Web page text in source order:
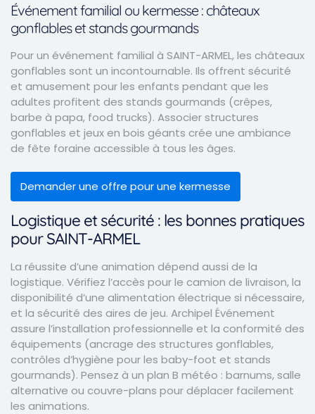
Événement familial ou kermesse : châteaux
gonflables et stands gourmands
Pour un événement familial à SAINT-ARMEL, les châteaux
gonflables sont un incontournable. Ils offrent sécurité
et amusement pour les enfants pendant que les
adultes profitent des stands gourmands (crêpes,
barbe à papa, food trucks). Associer structures
gonflables et jeux en bois géants crée une ambiance
de fête foraine accessible à tous les âges.
Demander une offre pour une kermesse
Logistique et sécurité : les bonnes pratiques
pour SAINT-ARMEL
La réussite d’une animation dépend aussi de la
logistique. Vérifiez l’accès pour le camion de livraison, la
disponibilité d’une alimentation électrique si nécessaire,
et la sécurité des aires de jeu. Archipel Événement
assure l’installation professionnelle et la conformité des
équipements (ancrage des structures gonflables,
contrôles d’hygiène pour les baby-foot et stands
gourmands). Pensez à un plan B météo : barnums, salle
alternative ou couvre-plans pour déplacer facilement
les animations.